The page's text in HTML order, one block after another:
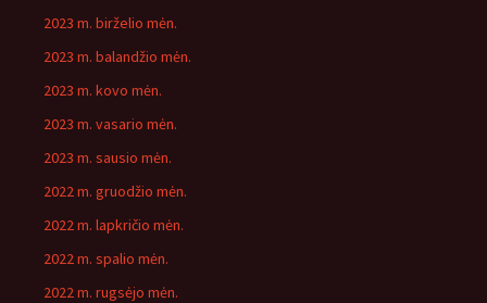
2023 m. birželio mėn.
2023 m. balandžio mėn.
2023 m. kovo mėn.
2023 m. vasario mėn.
2023 m. sausio mėn.
2022 m. gruodžio mėn.
2022 m. lapkričio mėn.
2022 m. spalio mėn.
2022 m. rugsėjo mėn.